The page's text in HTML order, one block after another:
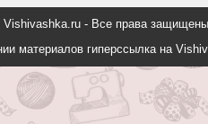
Vishivashka.ru - Все права
материалов гиперссылка на